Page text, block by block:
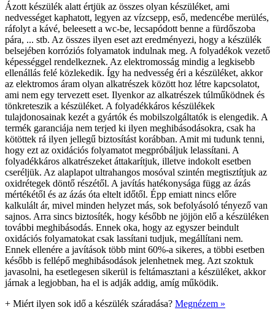
Ázott készülék alatt értjük az összes olyan készüléket, ami
nedvességet kaphatott, legyen az vízcsepp, eső, medencébe merülés,
ráfolyt a kávé, beleesett a wc-be, lecsapódott benne a fürdőszoba
pára, ... stb. Az összes ilyen eset azt eredményezi, hogy a készülék
belsejében korróziós folyamatok indulnak meg. A folyadékok vezető
képességgel rendelkeznek. Az elektromosság mindig a legkisebb
ellenállás felé közlekedik. Így ha nedvesség éri a készüléket, akkor
az elektromos áram olyan alkatrészek között hoz létre kapcsolatot,
ami nem egy tervezett eset. Ilyenkor az alkatrészek túlműködnek és
tönkreteszik a készüléket. A folyadékkáros készülékek
tulajdonosainak kezét a gyártók és mobilszolgáltatók is elengedik. A
termék garanciája nem terjed ki ilyen meghibásodásokra, csak ha
kötöttek rá ilyen jellegű biztosítást korábban. Amit mi tudunk tenni,
hogy ezt az oxidációs folyamatot megpróbáljuk lelassítani. A
folyadékkáros alkatrészeket áttakarítjuk, illetve indokolt esetben
cseréljük. Az alaplapot ultrahangos mosóval szintén megtisztítjuk az
oxidrétegek döntő részétől. A javítás hatékonysága függ az ázás
mértékétől és az ázás óta eltelt időtől. Épp emiatt nincs előre
kalkulált ár, mivel minden helyzet más, sok befolyásoló tényező van
sajnos. Arra sincs biztosíték, hogy később ne jöjjön elő a készüléken
további meghibásodás. Ennek oka, hogy az egyszer beindult
oxidációs folyamatokat csak lassítani tudjuk, megállítani nem.
Ennek ellenére a javítások több mint 60%-a sikeres, a többi esetben
később is fellépő meghibásodások jelenhetnek meg. Azt szoktuk
javasolni, ha esetlegesen sikerül is feltámasztani a készüléket, akkor
járnak a legjobban, ha el is adják addig, amíg működik.
+ Miért ilyen sok idő a készülék száradása? Megnézem »